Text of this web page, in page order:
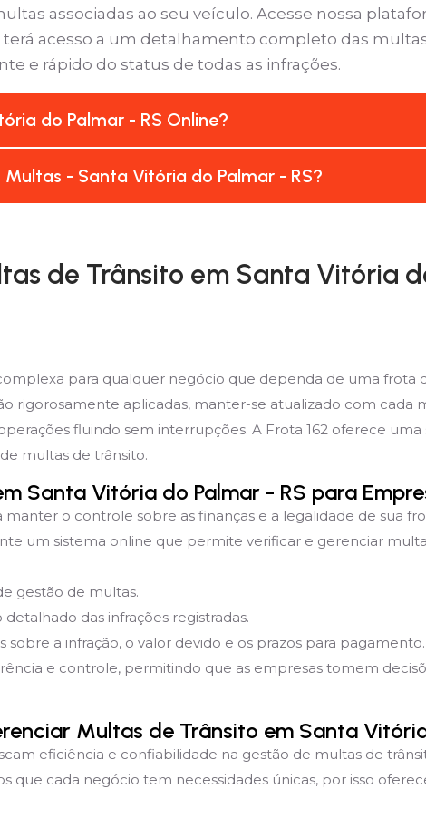
associadas ao seu veículo. Acesse nossa
terá acesso a um detalhamento completo das
e rápido do status de todas as infrações.
do Palmar - RS Online?
- Santa Vitória do Palmar - RS?
de Trânsito em Santa Vitória
para qualquer negócio que dependa de uma frota
rigorosamente aplicadas, manter-se atualizado com cada
fluindo sem interrupções. A Frota 162 oferece
multas de trânsito.
Santa Vitória do Palmar - RS para
o controle sobre as finanças e a legalidade de sua
um sistema online que permite verificar e gerenciar
gestão de multas.
das infrações registradas.
a infração, o valor devido e os prazos para pagamento.
e controle, permitindo que as empresas tomem
Multas de Trânsito em Santa
eficiência e confiabilidade na gestão de multas de
que cada negócio tem necessidades únicas, por isso